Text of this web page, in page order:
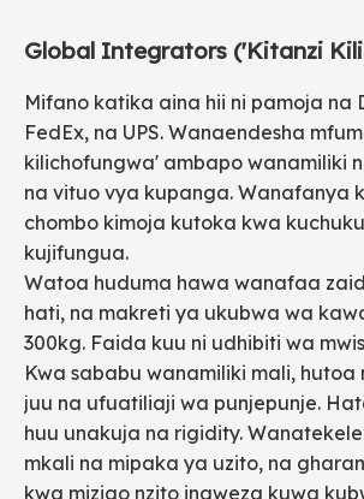
Global Integrators ('Kitanzi
Mifano katika aina hii ni pamoja na
FedEx, na UPS. Wanaendesha
kilichofungwa' ambapo wanamiliki
na vituo vya kupanga. Wanafanya
chombo kimoja kutoka kwa
kujifungua.
Watoa huduma hawa wanafaa
hati, na makreti ya ukubwa wa
300kg. Faida kuu ni udhibiti wa
Kwa sababu wanamiliki mali, hutoa
juu na ufuatiliaji wa punjepunje.
huu unakuja na rigidity.
mkali na mipaka ya uzito, na
kwa mizigo nzito inaweza kuwa